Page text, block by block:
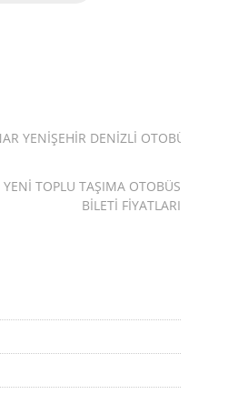
YENIŞEHIR DENIZLI OTOBÜS
YENI TOPLU TAŞIMA OTOBÜS
BILETI FIYATLARI